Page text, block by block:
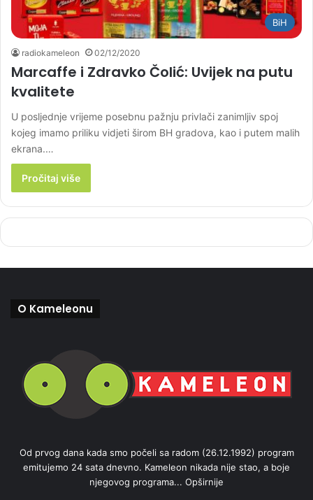
BiH
radiokameleon 02/12/2020
Marcaffe i Zdravko Čolić: Uvijek na putu
kvalitete
U posljednje vrijeme posebnu pažnju privlači zanimljiv spoj
kojeg imamo priliku vidjeti širom BH gradova, kao i putem malih
ekrana.…
Pročitaj više
O Kameleonu
Od prvog dana kada smo počeli sa radom (26.12.1992) program
emitujemo 24 sata dnevno. Kameleon nikada nije stao, a boje
njegovog programa... Opširnije